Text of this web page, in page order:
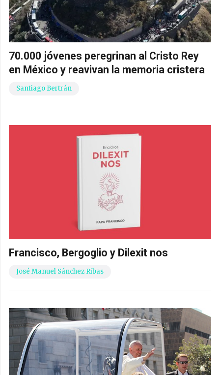
70.000 jóvenes peregrinan al Cristo Rey
en México y reavivan la memoria cristera
Santiago Bertrán
Francisco, Bergoglio y Dilexit nos
José Manuel Sánchez Ribas